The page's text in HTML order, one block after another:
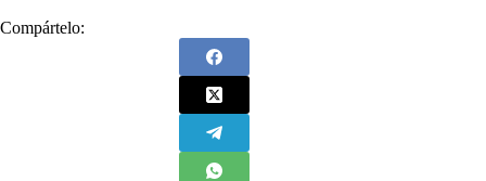
Compártelo: